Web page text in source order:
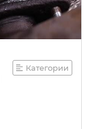
Категории